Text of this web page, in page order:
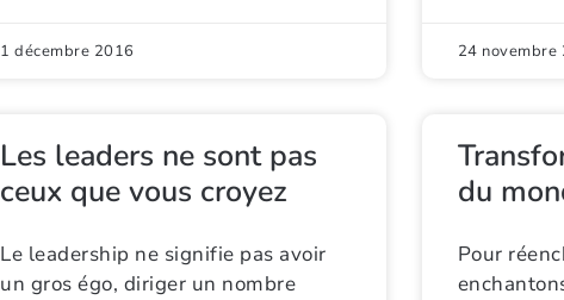
1 décembre 2016 24 novembre
Les leaders ne sont pas
ceux que vous croyez
Le leadership ne signifie pas avoir
un gros égo, diriger un nombre
du
Pour